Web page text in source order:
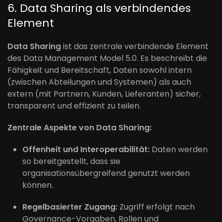
6. Data Sharing als verbindendes
Element
Data Sharingist das zentrale verbindende Element
des Data Management Model 5.0. Es beschreibt die
Fähigkeit und Bereitschaft, Daten sowohl intern
(zwischen Abteilungen und Systemen) als auch
extern (mit Partnern, Kunden, Lieferanten) sicher,
transparent und effizient zu teilen.
Zentrale Aspekte von Data Sharing:
Offenheit und Interoperabilität: Daten werden
so bereitgestellt, dass sie
organisationsübergreifend genutzt werden
können.
Regelbasierter Zugang: Zugriff erfolgt nach
Governance-Vorgaben, Rollen und